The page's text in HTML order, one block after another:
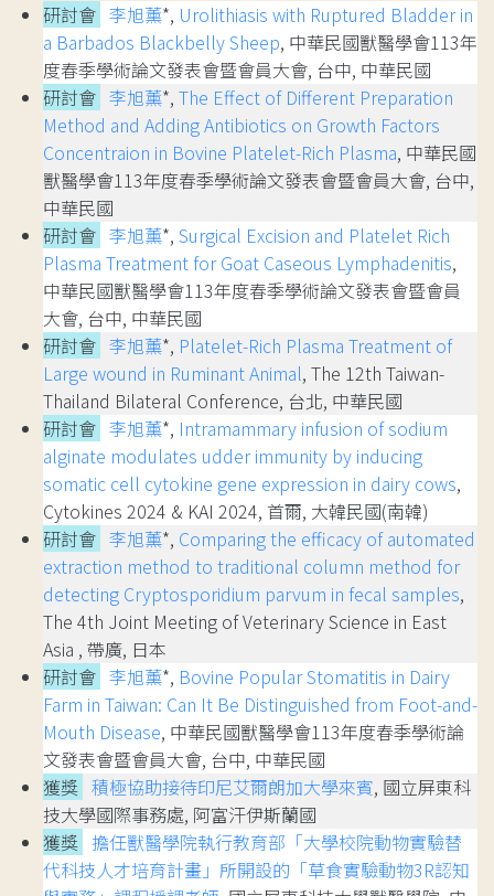
研討會 李旭薰*, Urolithiasis with Ruptured Bladder in
a Barbados Blackbelly Sheep, 中華民國獸醫學會113年
度春季學術論文發表會暨會員大會, 台中, 中華民國
研討會 李旭薰*, The Effect of Different Preparation
Method and Adding Antibiotics on Growth Factors
Concentraion in Bovine Platelet-Rich Plasma, 中華民國
獸醫學會113年度春季學術論文發表會暨會員大會, 台中,
中華民國
研討會 李旭薰*, Surgical Excision and Platelet Rich
Plasma Treatment for Goat Caseous Lymphadenitis,
中華民國獸醫學會113年度春季學術論文發表會暨會員
大會, 台中, 中華民國
研討會 李旭薰*, Platelet-Rich Plasma Treatment of
Large wound in Ruminant Animal, The 12th Taiwan-
Thailand Bilateral Conference, 台北, 中華民國
研討會 李旭薰*, Intramammary infusion of sodium
alginate modulates udder immunity by inducing
somatic cell cytokine gene expression in dairy cows,
Cytokines 2024 & KAI 2024, 首爾, 大韓民國(南韓)
研討會 李旭薰*, Comparing the efficacy of automated
extraction method to traditional column method for
detecting Cryptosporidium parvum in fecal samples,
The 4th Joint Meeting of Veterinary Science in East
Asia , 帶廣, 日本
研討會 李旭薰*, Bovine Popular Stomatitis in Dairy
Farm in Taiwan: Can It Be Distinguished from Foot-and-
Mouth Disease, 中華民國獸醫學會113年度春季學術論
文發表會暨會員大會, 台中, 中華民國
獲獎 積極協助接待印尼艾爾朗加大學來賓, 國立屏東科
技大學國際事務處, 阿富汗伊斯蘭國
獲獎 擔任獸醫學院執行教育部「大學校院動物實驗替
代科技人才培育計畫」所開設的「草食實驗動物3R認知